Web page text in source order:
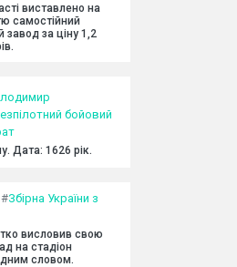
виставлено на
самостійний
завод за ціну 1,2
бойовий
Дата: 1626 рік.
#Збірна України з
висловив свою
на стадіон
словом.